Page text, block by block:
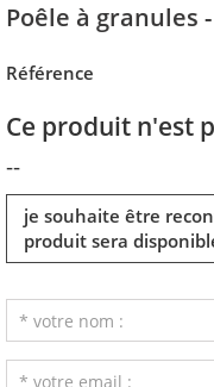
Poêle à granules
Référence
Ce produit n'est
--
je souhaite être
produit sera